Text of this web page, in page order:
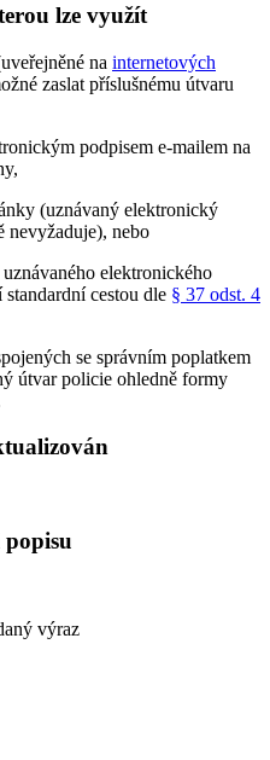
lze využít
na internetových
zaslat příslušnému útvaru
podpisem e-mailem na
(uznávaný elektronický
nevyžaduje), nebo
elektronického
cestou dle § 37 odst. 4
se správním poplatkem
útvar policie ohledně formy
výraz